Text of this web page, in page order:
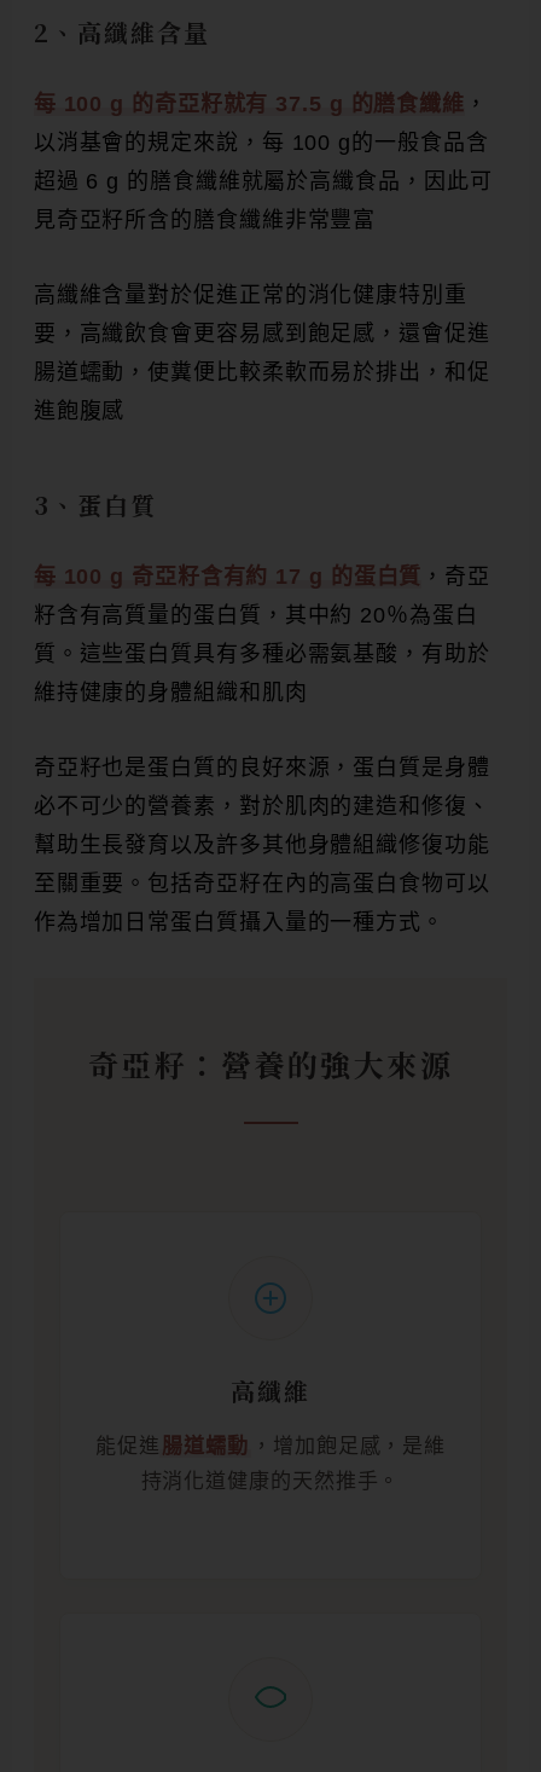
2、高纖維含量
每 100 g 的奇亞籽就有 37.5 g 的膳食纖維 ，
以消基會的規定來說，每 100 g的一般食品含
超過 6 g 的膳食纖維就屬於高纖食品，因此可
見奇亞籽所含的膳食纖維非常豐富
高纖維含量對於促進正常的消化健康特別重
要，高纖飲食會更容易感到飽足感，還會促進
腸道蠕動，使糞便比較柔軟而易於排出，和促
進飽腹感
3、蛋白質
每 100 g 奇亞籽含有約 17 g 的蛋白質 ，奇亞
籽含有高質量的蛋白質，其中約 20％為蛋白
質。這些蛋白質具有多種必需氨基酸，有助於
維持健康的身體組織和肌肉
奇亞籽也是蛋白質的良好來源，蛋白質是身體
必不可少的營養素，對於肌肉的建造和修復、
幫助生長發育以及許多其他身體組織修復功能
至關重要。包括奇亞籽在內的高蛋白食物可以
作為增加日常蛋白質攝入量的一種方式。
奇亞籽：營養的強大來源
高纖維
能促進 腸道蠕動 ，增加飽足感，是維
持消化道健康的天然推手。